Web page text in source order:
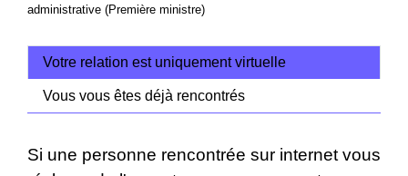
administrative (Première ministre)
Votre relation est uniquement virtuelle
Vous vous êtes déjà rencontrés
Si une personne rencontrée sur internet vous